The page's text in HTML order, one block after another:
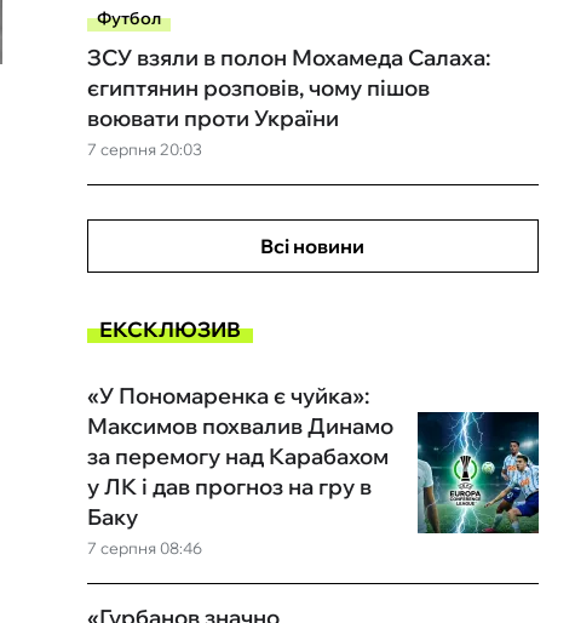
Футбол
7 серпня 20:03
ЗСУ взяли в полон Мохамеда Салаха:
єгиптянин розповів, чому пішов
воювати проти України
Всі новини
ЕКСКЛЮЗИВ
7 серпня 08:46
«У Пономаренка є чуйка»:
Максимов похвалив Динамо
за перемогу над Карабахом
у ЛК і дав прогноз на гру в
Баку